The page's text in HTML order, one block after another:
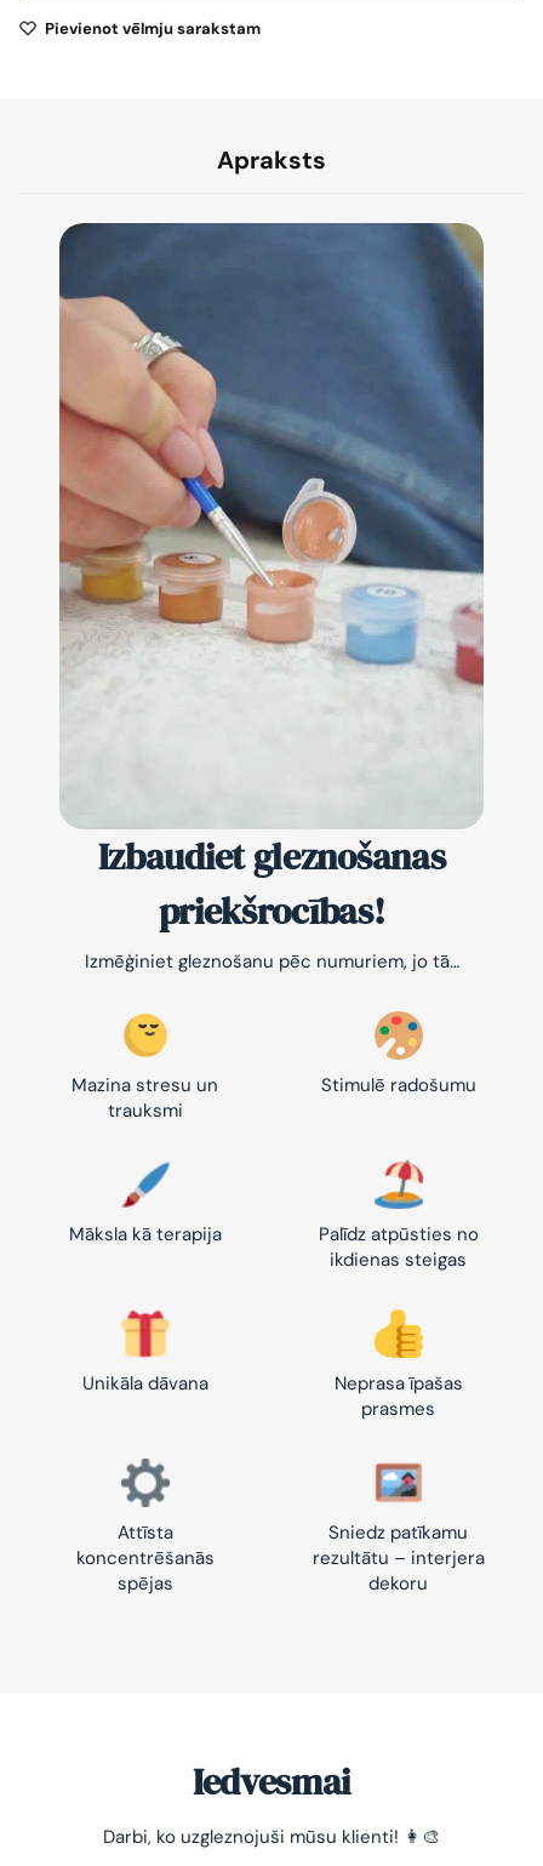
Pievienot vēlmju sarakstam
Apraksts
Izbaudiet gleznošanas
priekšrocības!
Izmēģiniet gleznošanu pēc numuriem, jo tā…
Mazina stresu un
trauksmi
Stimulē radošumu
Māksla kā terapija
Palīdz atpūsties no
ikdienas steigas
Unikāla dāvana
Neprasa īpašas
prasmes
Attīsta
koncentrēšanās
spējas
Sniedz patīkamu
rezultātu – interjera
dekoru
Iedvesmai
Darbi, ko uzgleznojuši mūsu klienti! 👩‍🎨
-10% pirmajam pasūtījumam
Vienkāršs veids, kā atslābināties un nomierināt